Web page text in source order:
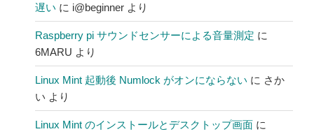
遅い に i@beginner より
Raspberry pi サウンドセンサーによる音量測定 に
6MARU より
Linux Mint 起動後 Numlock がオンにならない に さか
い より
Linux Mint のインストールとデスクトップ画面 に